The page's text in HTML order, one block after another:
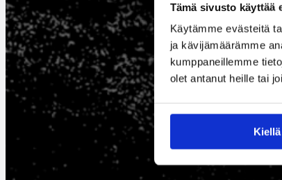
Tämä sivusto käyttää
Käytämme evästeitä
ja kävijämäärämme
kumppaneillemme
olet antanut heille tai
Kiellä